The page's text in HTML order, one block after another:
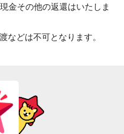
金その他の返還はいたしま
などは不可となります。